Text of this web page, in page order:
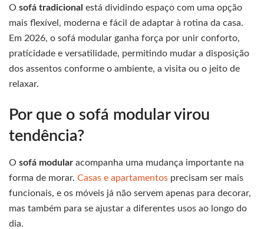
O sofá tradicional está dividindo espaço com uma opção
mais flexível, moderna e fácil de adaptar à rotina da casa.
Em 2026, o sofá modular ganha força por unir conforto,
praticidade e versatilidade, permitindo mudar a disposição
dos assentos conforme o ambiente, a visita ou o jeito de
relaxar.
Por que o sofá modular virou
tendência?
O sofá modular acompanha uma mudança importante na
forma de morar. Casas e apartamentos precisam ser mais
funcionais, e os móveis já não servem apenas para decorar,
mas também para se ajustar a diferentes usos ao longo do
dia.